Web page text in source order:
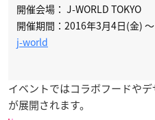
開催会場： J-WORLD TOKYO
開催期間：2016年3月4日(金)
j-world
イベントではコラボフードや
が展開されます。